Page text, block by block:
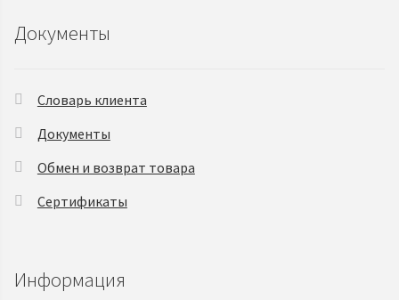
Документы
Словарь клиента
Документы
Обмен и возврат товара
Сертификаты
Информация